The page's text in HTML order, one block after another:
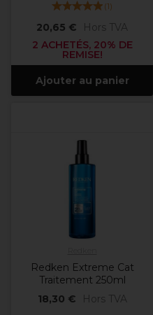
(1)
20,65 €
Hors TVA
2 ACHETÉS, 20% DE
REMISE!
Ajouter au panier
Redken Extreme Cat
Traitement 250ml
18,30 €
Hors TVA